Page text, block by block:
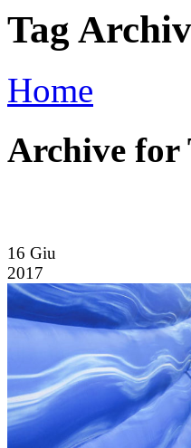
Tag
Home
Archive for
16 Giu
2017